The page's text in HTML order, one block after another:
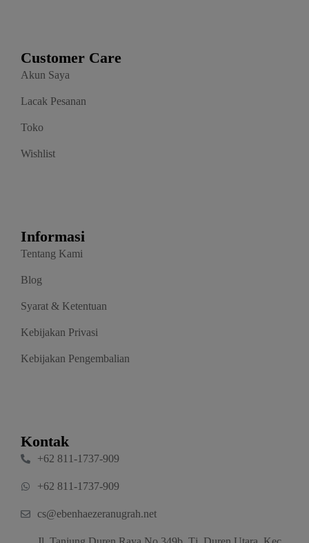
Customer Care
Akun Saya
Lacak Pesanan
Toko
Wishlist
Informasi
Tentang Kami
Blog
Syarat & Ketentuan
Kebijakan Privasi
Kebijakan Pengembalian
Kontak
‪+62 811‑1737‑909‬
‪+62 811‑1737‑909‬
cs@ebenhaezeranugrah.net